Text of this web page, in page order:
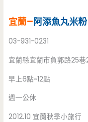
宜蘭–阿添魚丸米粉
03-931-0231
宜蘭縣宜蘭市負郭路25
早上6點~12點
週一公休
2012.10 宜蘭秋季小旅行